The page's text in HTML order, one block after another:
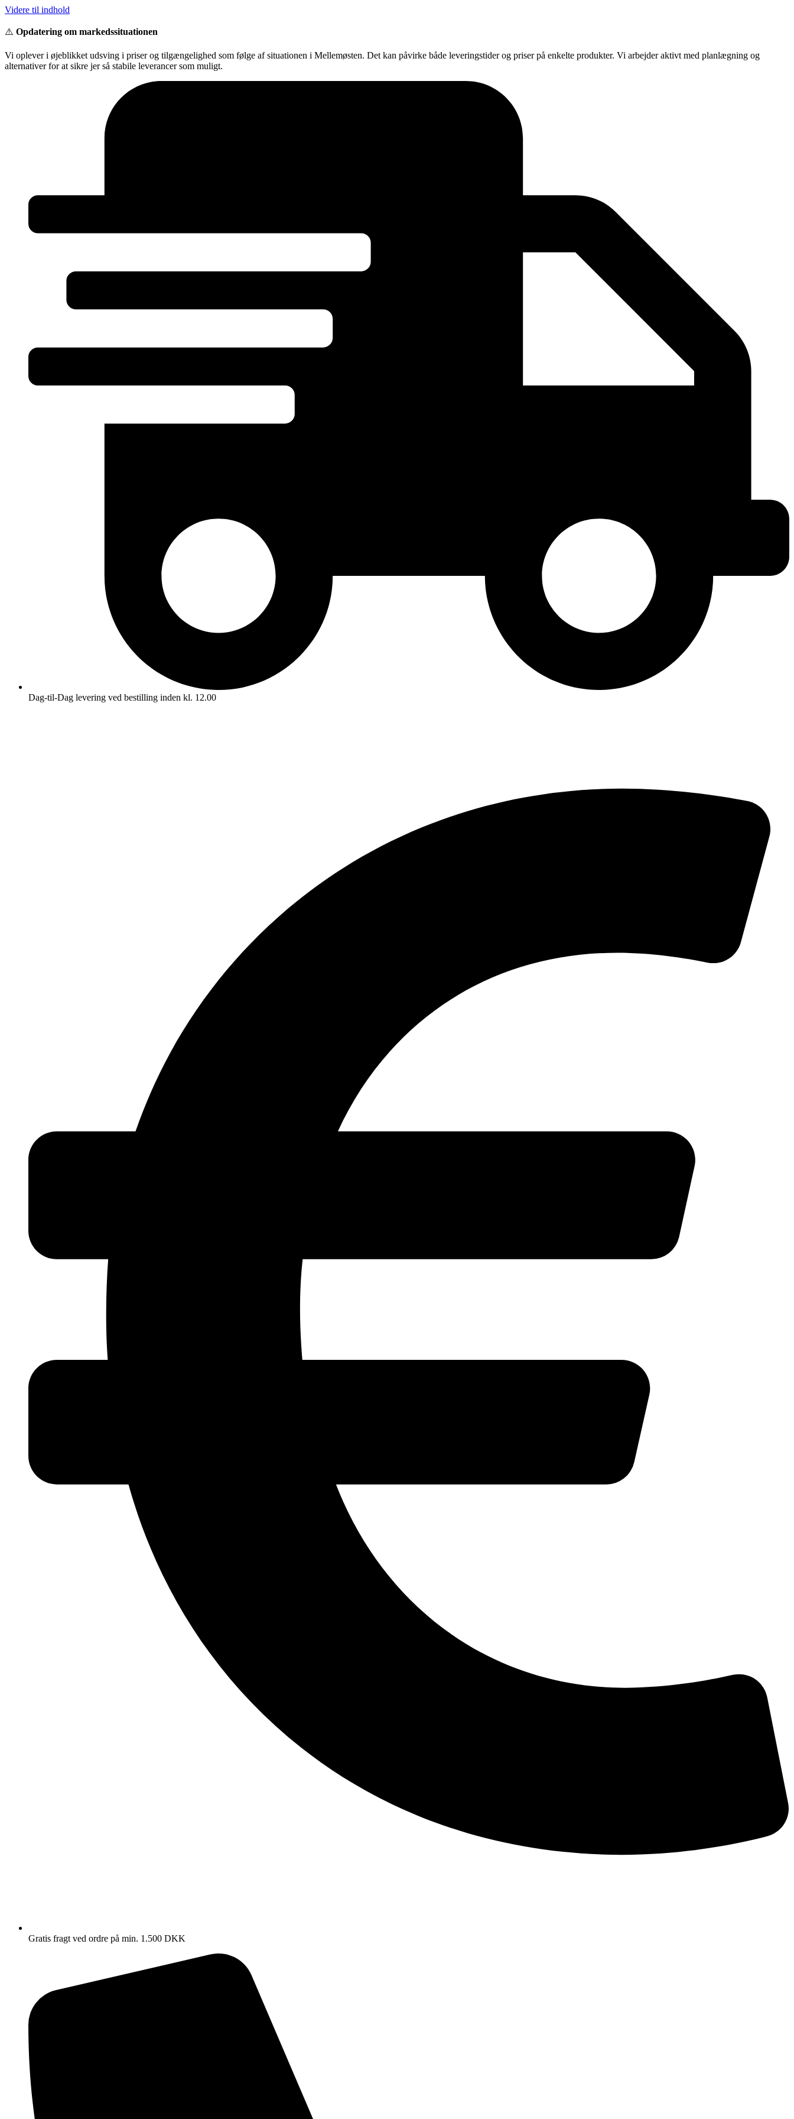
Videre til indhold
⚠️ Opdatering om markedssituationen
Vi oplever i øjeblikket udsving i priser og tilgængelighed som følge af situationen i Mellemøsten. Det kan påvirke både leveringstider og priser på enkelte produkter. Vi arbejder aktivt med planlægning og
alternativer for at sikre jer så stabile leverancer som muligt.
Dag-til-Dag levering ved bestilling inden kl. 12.00
Gratis fragt ved ordre på min. 1.500 DKK